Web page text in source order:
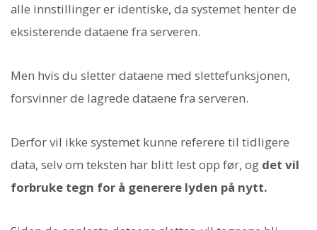
alle innstillinger er identiske, da systemet henter de
eksisterende dataene fra serveren.
Men hvis du sletter dataene med slettefunksjonen,
forsvinner de lagrede dataene fra serveren.
Derfor vil ikke systemet kunne referere til tidligere
data, selv om teksten har blitt lest opp før, og det vil
forbruke tegn for å generere lyden på nytt.